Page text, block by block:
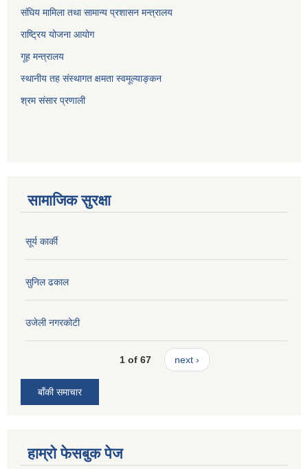
संघिय मामिला तथा सामान्य प्रशासन मन्त्रालय
राष्ट्रिय योजना आयोग
गूह मन्त्रालय
स्थानीय तह संस्थागत क्षमता स्वमूल्याङ्कन
श्रम संसार प्रणाली
सामाजिक सुरक्षा
सूर्य कार्की
सुनिल ढकाल
उजेली नगरकोटी
1 of 67 next ›
बाँकी समाचार
हाम्रो फेसबुक पेज